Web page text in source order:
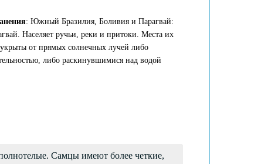
: Южный Бразилия, Боливия и Парагвай:
Населяет ручьи, реки и притоки. Места их
от прямых солнечных лучей либо
либо раскинувшимися над водой
Самцы имеют более четкие,